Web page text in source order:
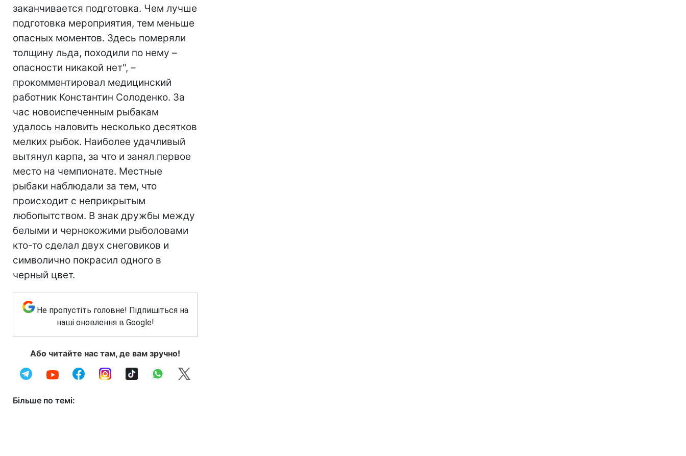
заканчивается подготовка. Чем лучше
подготовка мероприятия, тем меньше
опасных моментов. Здесь померяли
толщину льда, походили по нему –
опасности никакой нет", –
прокомментировал медицинский
работник Константин Солоденко. За
час новоиспеченным рыбакам
удалось наловить несколько десятков
мелких рыбок. Наиболее удачливый
вытянул карпа, за что и занял первое
место на чемпионате. Местные
рыбаки наблюдали за тем, что
происходит с неприкрытым
любопытством. В знак дружбы между
белыми и чернокожими рыболовами
кто-то сделал двух снеговиков и
символично покрасил одного в
черный цвет.
Не пропустіть головне! Підпишіться на
наші оновлення в Google!
Або читайте нас там, де вам зручно!
Більше по темі: